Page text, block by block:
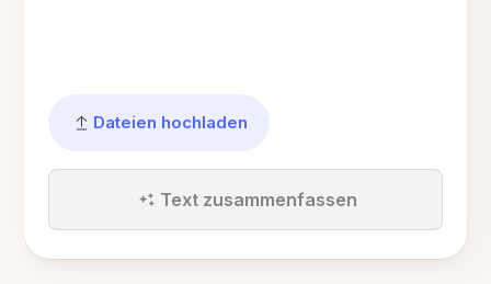
Dateien hochladen
Text zusammenfassen